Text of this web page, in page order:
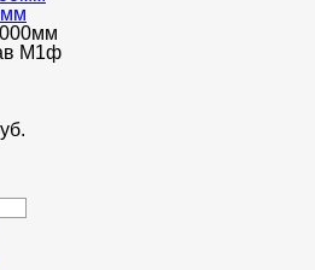
М1ф